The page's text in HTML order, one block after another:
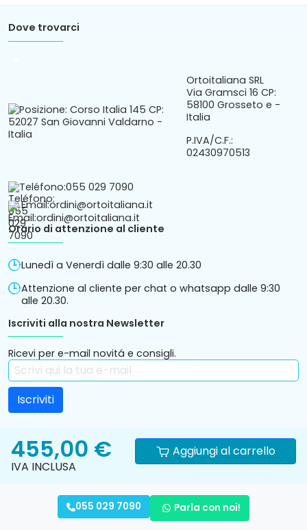
Dove trovarci
Ortoitaliana SRL
Via Gramsci 16 CP:
58100 Grosseto e -
Italia
P.IVA/C.F.:
02430970513
Teléfono:055 029 7090
Email:ordini@ortoitaliana.it
Orario di attenzione al cliente
Lunedì a Venerdì dalle 9:30 alle 20.30
Attenzione al cliente per chat o whatsapp dalle 9:30
alle 20.30.
Iscriviti alla nostra Newsletter
Ricevi per e-mail novitá e consigli.
Informativa
Privacy
Policy
Condizioni Generali di vendita
online
455,00 €
IVA INCLUSA
Aggiungi al carrello
055 029 7090 Parla con noi!